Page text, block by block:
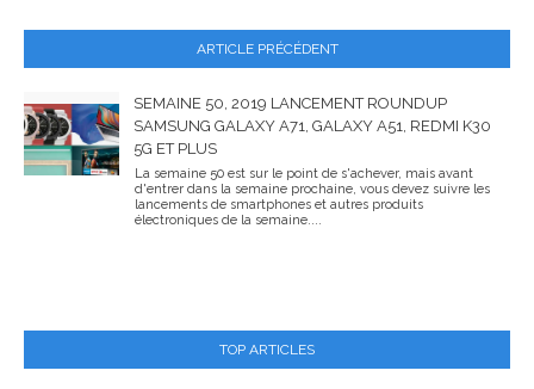
ARTICLE PRÉCÉDENT
SEMAINE 50, 2019 LANCEMENT ROUNDUP
SAMSUNG GALAXY A71, GALAXY A51, REDMI K30
5G ET PLUS
La semaine 50 est sur le point de s'achever, mais avant
d'entrer dans la semaine prochaine, vous devez suivre les
lancements de smartphones et autres produits
électroniques de la semaine....
TOP ARTICLES